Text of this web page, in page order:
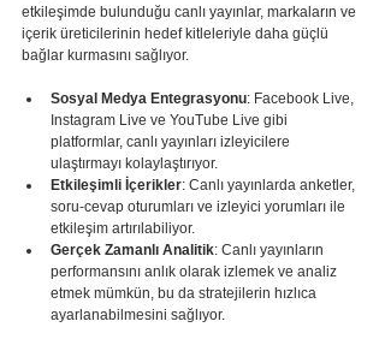
etkileşimde bulunduğu canlı yayınlar, markaların ve
içerik üreticilerinin hedef kitleleriyle daha güçlü
bağlar kurmasını sağlıyor.
Sosyal Medya Entegrasyonu: Facebook Live,
Instagram Live ve YouTube Live gibi
platformlar, canlı yayınları izleyicilere
ulaştırmayı kolaylaştırıyor.
Etkileşimli İçerikler: Canlı yayınlarda anketler,
soru-cevap oturumları ve izleyici yorumları ile
etkileşim artırılabiliyor.
Gerçek Zamanlı Analitik: Canlı yayınların
performansını anlık olarak izlemek ve analiz
etmek mümkün, bu da stratejilerin hızlıca
ayarlanabilmesini sağlıyor.